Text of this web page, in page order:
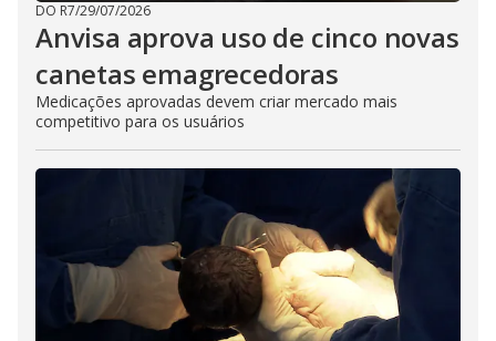
DO R7/29/07/2026
Anvisa aprova uso de cinco novas
canetas emagrecedoras
Medicações aprovadas devem criar mercado mais
competitivo para os usuários